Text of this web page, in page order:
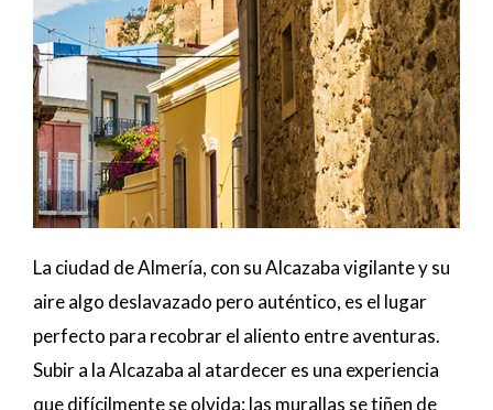
La ciudad de Almería, con su Alcazaba vigilante y su
aire algo deslavazado pero auténtico, es el lugar
perfecto para recobrar el aliento entre aventuras.
Subir a la Alcazaba al atardecer es una experiencia
que difícilmente se olvida: las murallas se tiñen de